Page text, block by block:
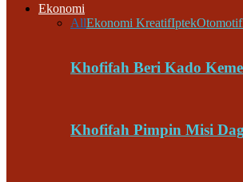
Ekonomi
AllEkonomi KreatifIptekOtomotif
Khofifah Beri Kado
Khofifah Pimpin Misi